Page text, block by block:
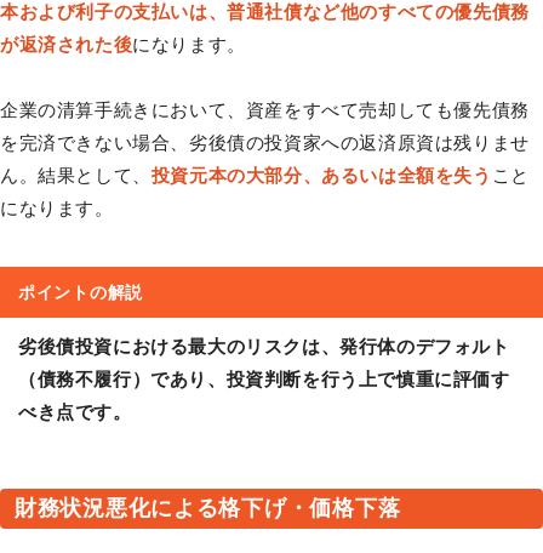
本および利子の支払いは、普通社債など他のすべての優先債務
が返済された後になります。
企業の清算手続きにおいて、資産をすべて売却しても優先債務
を完済できない場合、劣後債の投資家への返済原資は残りませ
ん。結果として、 投資元本の大部分、あるいは全額を失う こと
になります。
ポイントの解説
劣後債投資における最大のリスクは、発行体のデフォルト
（債務不履行）であり、投資判断を行う上で慎重に評価す
べき点です。
財務状況悪化による格下げ・価格下落